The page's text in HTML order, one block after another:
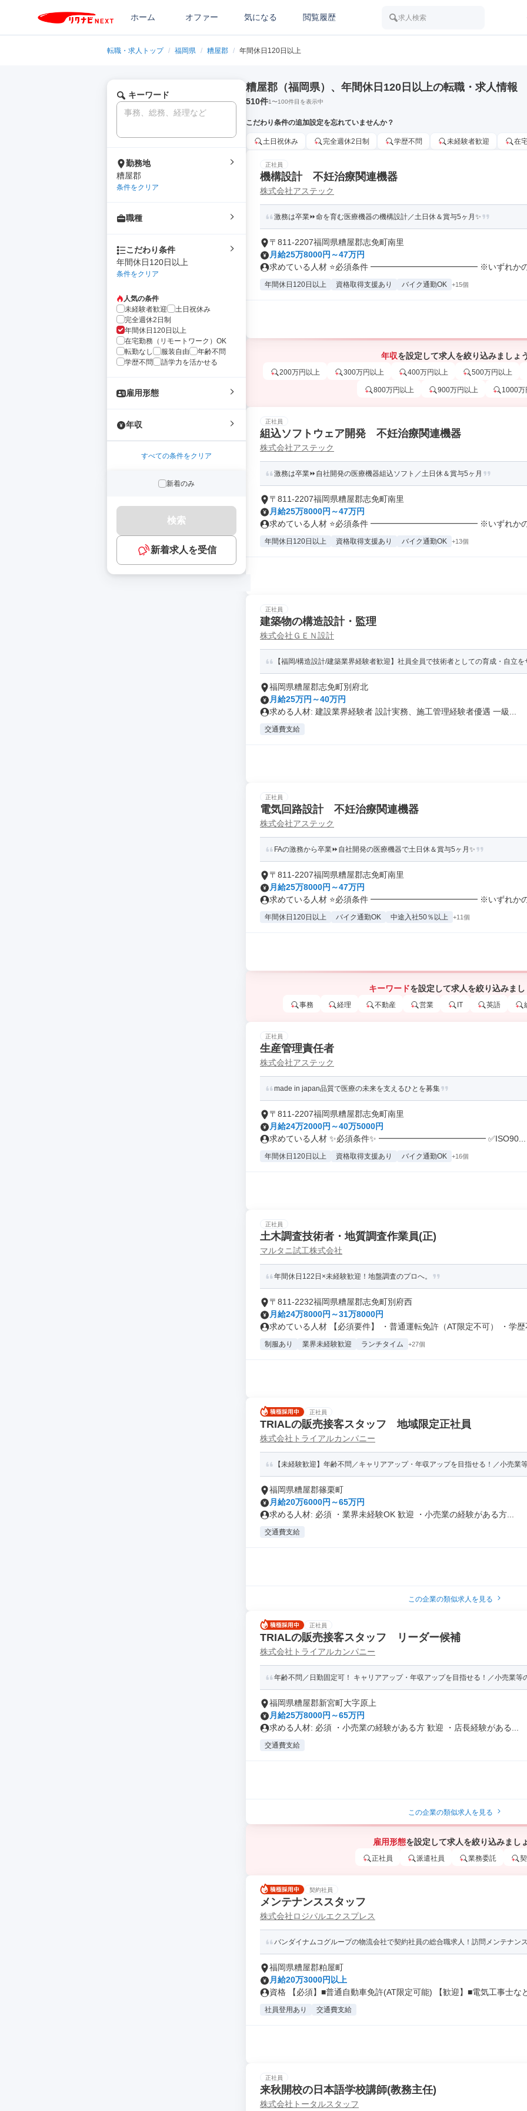
ホーム オファー 気になる 閲覧履歴 求人検索
転職・求人トップ / 福岡県 / 糟屋郡 / 年間休日120日以上
キーワード
勤務地
糟屋郡
条件をクリア
職種
こだわり条件
年間休日120日以上
条件をクリア
人気の条件
未経験者歓迎
土日祝休み
完全週休2日制
年間休日120日以上
在宅勤務（リモートワーク）OK
転勤なし
服装自由
年齢不問
学歴不問
語学力を活かせる
雇用形態
年収
すべての条件をクリア
新着のみ
検索
新着求人を受信
糟屋郡（福岡県）、年間休日120日以上の転職・求人情報
510件1〜100件目を表示中
こだわり条件の追加設定を忘れていませんか？
土日祝休み 完全週休2日制 学歴不問 未経験者歓迎 在
正社員
機構設計 不妊治療関連機器
株式会社アステック
激務は卒業⏩命を育む医療機器の機構設計／土日休＆賞与5ヶ月✨
〒811-2207福岡県糟屋郡志免町南里
月給25万8000円～47万円
求めている人材 ⭐必須条件 ━━━━━━━━━━━━━ ※いずれか
年間休日120日以上 資格取得支援あり バイク通勤OK +15個
年収を設定して求人を絞り込みましょ
200万円以上 300万円以上 400万円以上 500万円以上
800万円以上 900万円以上 1000万
正社員
組込ソフトウェア開発 不妊治療関連機器
株式会社アステック
激務は卒業⏩自社開発の医療機器組込ソフト／土日休＆賞与5ヶ月
〒811-2207福岡県糟屋郡志免町南里
月給25万8000円～47万円
求めている人材 ⭐必須条件 ━━━━━━━━━━━━━ ※いずれか
年間休日120日以上 資格取得支援あり バイク通勤OK +13個
正社員
建築物の構造設計・監理
株式会社ＧＥＮ設計
【福岡/構造設計/建築業界経験者歓迎】社員全員で技術者としての育成・自立
福岡県糟屋郡志免町別府北
月給25万円～40万円
求める人材: 建設業界経験者 設計実務、施工管理経験者優遇 一級...
交通費支給
正社員
電気回路設計 不妊治療関連機器
株式会社アステック
FAの激務から卒業⏩自社開発の医療機器で土日休＆賞与5ヶ月✨
〒811-2207福岡県糟屋郡志免町南里
月給25万8000円～47万円
求めている人材 ⭐必須条件 ━━━━━━━━━━━━━ ※いずれか
年間休日120日以上 バイク通勤OK 中途入社50％以上 +11個
キーワードを設定して求人を絞り込みま
事務 経理 不動産 営業 IT 英語
正社員
生産管理責任者
株式会社アステック
made in japan品質で医療の未来を支えるひとを募集
〒811-2207福岡県糟屋郡志免町南里
月給24万2000円～40万5000円
求めている人材 ✨必須条件✨ ━━━━━━━━━━━━━ ✅ISO90...
年間休日120日以上 資格取得支援あり バイク通勤OK +16個
正社員
土木調査技術者・地質調査作業員(正)
マルタニ試工株式会社
年間休日122日×未経験歓迎！地盤調査のプロへ。
〒811-2232福岡県糟屋郡志免町別府西
月給24万8000円～31万8000円
求めている人材 【必須要件】 ・普通運転免許（AT限定不可） ・学
制服あり 業界未経験歓迎 ランチタイム +27個
正社員
TRIALの販売接客スタッフ 地域限定正社員
株式会社トライアルカンパニー
【未経験歓迎】年齢不問／キャリアアップ・年収アップを目指せる！／小売業
福岡県糟屋郡篠栗町
月給20万6000円～65万円
求める人材: 必須 ・業界未経験OK 歓迎 ・小売業の経験がある方...
交通費支給
この企業の類似求人を見る
正社員
TRIALの販売接客スタッフ リーダー候補
株式会社トライアルカンパニー
年齢不問／日勤固定可！ キャリアアップ・年収アップを目指せる！／小売業等
福岡県糟屋郡新宮町大字原上
月給25万8000円～65万円
求める人材: 必須 ・小売業の経験がある方 歓迎 ・店長経験がある...
交通費支給
この企業の類似求人を見る
雇用形態を設定して求人を絞り込みまし
正社員 派遣社員 業務委託
契約社員
メンテナンススタッフ
株式会社ロジパルエクスプレス
バンダイナムコグループの物流会社で契約社員の総合職求人！訪問メンテナン
福岡県糟屋郡粕屋町
月給20万3000円以上
資格 【必須】■普通自動車免許(AT限定可能) 【歓迎】■電気工事士な
社員登用あり 交通費支給
正社員
来秋開校の日本語学校講師(教務主任)
株式会社トータルスタッフ